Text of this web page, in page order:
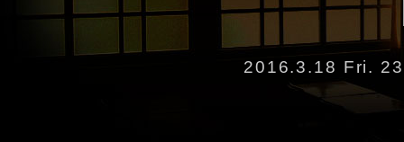
2016.3.18 Fri.